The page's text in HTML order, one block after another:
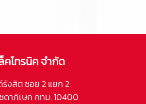
คโทรนิค จำกัด
งสิต ซอย 2 แยก 2
ดาภิเษก กทม. 10400